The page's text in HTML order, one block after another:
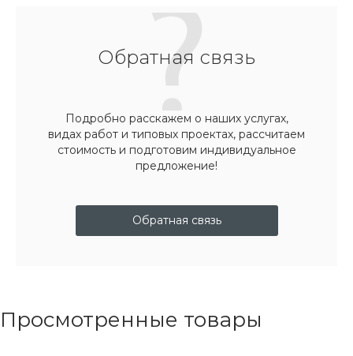
Обратная связь
Подробно расскажем о наших услугах,
видах работ и типовых проектах, рассчитаем
стоимость и подготовим индивидуальное
предложение!
Обратная связь
Просмотренные товары